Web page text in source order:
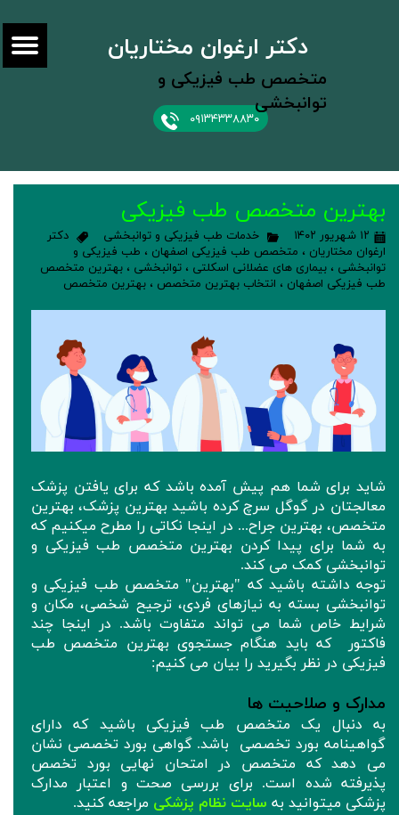
۰۹۱۳۴۳۳۸۸۳۰
دکتر ارغوان مختاریان
متخصص طب فیزیکی و
توانبخشی
بهترین متخصص طب فیزیکی
۱۲ شهریور ۱۴۰۲ خدمات طب فیزیکی و توانبخشی
دکتر
ارغوان مختاریان ، متخصص طب فیزیکی اصفهان ، طب فیزیکی و
توانبخشی ، بیماری های عضلانی اسکلتی ، توانبخشی ، بهترین متخصص
طب فیزیکی اصفهان ، انتخاب بهترین متخصص ، بهترین متخصص
شاید برای شما هم پیش آمده باشد که برای یافتن پزشک
معالجتان در گوگل سرچ کرده باشید بهترین پزشک، بهترین
متخصص، بهترین جراح... در اینجا نکاتی را مطرح میکنیم که
به شما برای پیدا کردن بهترین متخصص طب فیزیکی و
توانبخشی کمک می کند.
توجه داشته باشید که "بهترین" متخصص طب فیزیکی و
توانبخشی بسته به نیازهای فردی، ترجیح شخصی، مکان و
شرایط خاص شما می تواند متفاوت باشد. در اینجا چند
فاکتور که باید هنگام جستجوی بهترین متخصص طب
فیزیکی در نظر بگیرید را بیان می کنیم:
مدارک و صلاحیت ها
به دنبال یک متخصص طب فیزیکی باشید که دارای
گواهینامه بورد تخصصی باشد. گواهی بورد تخصصی نشان
می دهد که متخصص در امتحان نهایی بورد تخصص
پذیرفته شده است. برای بررسی صحت و اعتبار مدارک
پزشکی میتوانید به سایت نظام پزشکی مراجعه کنید.